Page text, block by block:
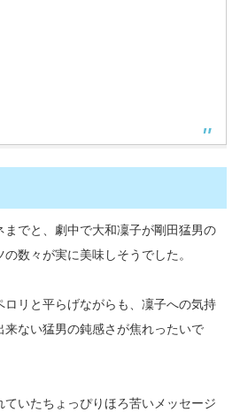
までと、劇中で大和凜子が剛田猛男の
数々が実に美味しそうでした。
ロリと平らげながらも、凜子への気持
来ない猛男の鈍感さが焦れったいで
いたちょっぴりほろ苦いメッセージ